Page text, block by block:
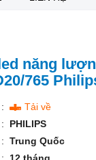
năng
765
:
Tải về
: PHILIPS
: Trung Quốc